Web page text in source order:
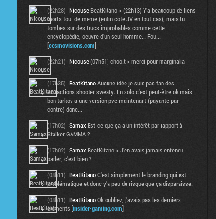
(22h28) Nicouse BeatKitano > (22h13) Y'a beaucoup de liens
morts tout de même (enfin côté JV en tout cas), mais tu
tombes sur des trucs improbables comme cette
encyclopédie, oeuvre d'un seul homme... Fou...
[cosmovisions.com]
(22h21) Nicouse(07h51) choo.t > merci pour marginalia
(17h35) BeatKitanoAucune idée je suis pas fan des
extractions shooter sweaty. En solo c'est peut-être ok mais
bon tarkov a une version pve maintenant (payante par
contre) donc...
(17h02) Samax Est-ce que ça a un intérêt par rapport à
Stalker GAMMA ?
(17h02) Samax BeatKitano > J'en avais jamais entendu
parler, c'est bien ?
(08h11) BeatKitanoC'est simplement le branding qui est
problématique et donc y'a peu de risque que ça disparaisse.
(08h11) BeatKitanoOk oubliez, j'avais pas les derniers
éléments [insider-gaming.com]